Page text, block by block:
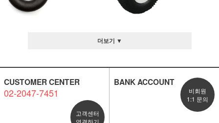
더보기 ▼
CUSTOMER CENTER
02-2047-7451
고객센터
연결하기
BANK ACCOUNT
비회원
1:1 문의